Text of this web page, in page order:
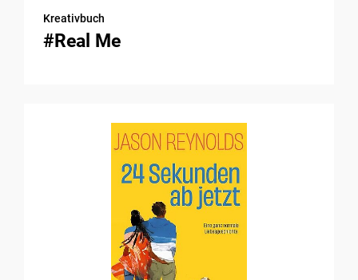
Kreativbuch
#Real Me